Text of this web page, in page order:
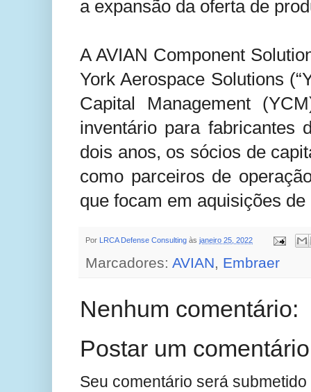
a expansão da oferta de
A AVIAN Component
York Aerospace Solutions
Capital Management
inventário para fabricantes
dois anos, os sócios de
como parceiros de
que focam em aquisições
Por LRCA Defense Consulting às janeiro 25, 2022
Marcadores: AVIAN, Embraer
Nenhum comentário:
Postar um comentário
Seu comentário será